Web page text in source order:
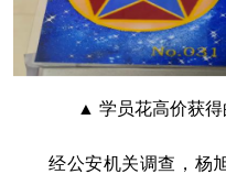
▲ 学员花高价获得
经公安机关调查，杨